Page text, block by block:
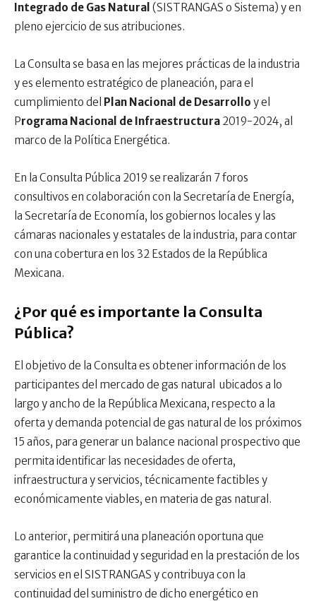
Integrado de Gas Natural (SISTRANGAS o Sistema) y en
pleno ejercicio de sus atribuciones.
La Consulta se basa en las mejores prácticas de la industria
y es elemento estratégico de planeación, para el
cumplimiento del Plan Nacional de Desarrollo y el
Programa Nacional de Infraestructura 2019-2024, al
marco de la Política Energética.
En la Consulta Pública 2019 se realizarán 7 foros
consultivos en colaboración con la Secretaría de Energía,
la Secretaría de Economía, los gobiernos locales y las
cámaras nacionales y estatales de la industria, para contar
con una cobertura en los 32 Estados de la República
Mexicana.
¿Por qué es importante la Consulta
Pública?
El objetivo de la Consulta es obtener información de los
participantes del mercado de gas natural ubicados a lo
largo y ancho de la República Mexicana, respecto a la
oferta y demanda potencial de gas natural de los próximos
15 años, para generar un balance nacional prospectivo que
permita identificar las necesidades de oferta,
infraestructura y servicios, técnicamente factibles y
económicamente viables, en materia de gas natural.
Lo anterior, permitirá una planeación oportuna que
garantice la continuidad y seguridad en la prestación de los
servicios en el SISTRANGAS y contribuya con la
continuidad del suministro de dicho energético en